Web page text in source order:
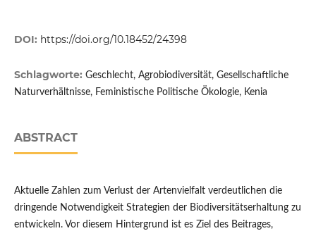
DOI: https://doi.org/10.18452/24398
Schlagworte: Geschlecht, Agrobiodiversität, Gesellschaftliche
Naturverhältnisse, Feministische Politische Ökologie, Kenia
ABSTRACT
Aktuelle Zahlen zum Verlust der Artenvielfalt verdeutlichen die
dringende Notwendigkeit Strategien der Biodiversitätserhaltung zu
entwickeln. Vor diesem Hintergrund ist es Ziel des Beitrages,